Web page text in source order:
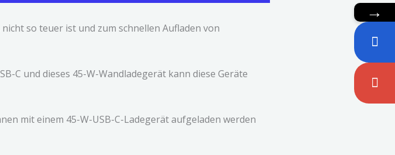
so teuer ist und zum schnellen Aufladen von
C und dieses 45-W-Wandladegerät kann diese Geräte
mit einem 45-W-USB-C-Ladegerät aufgeladen werden
→